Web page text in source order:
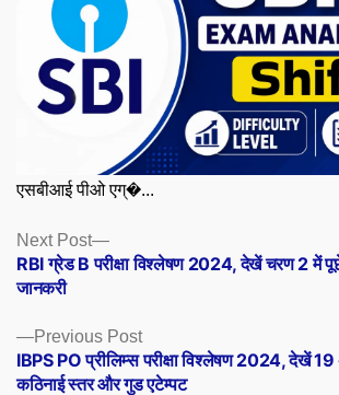
एसबीआई पीओ एग्�...
Posts
navigation
Previous PostPrevious
post:
IBPS PO प्रीलिम्स परीक्षा विश्लेषण 2024, देखें
कठिनाई स्तर और गुड एटेम्पट
Next Post
Next
post:
RBI ग्रेड B परीक्षा विश्लेषण 2024, देखें चरण 2 में
जानकरी